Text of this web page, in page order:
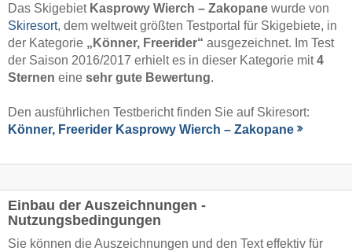
Das Skigebiet Kasprowy Wierch – Zakopane wurde von
Skiresort, dem weltweit größten Testportal für Skigebiete, in
der Kategorie „Könner, Freerider“ ausgezeichnet. Im Test
der Saison 2016/2017 erhielt es in dieser Kategorie mit4
Sternen eine sehr gute Bewertung.
Den ausführlichen Testbericht finden Sie auf Skiresort:
Könner, Freerider Kasprowy Wierch – Zakopane
Einbau der Auszeichnungen -
Nutzungsbedingungen
Sie können die Auszeichnungen und den Text effektiv für